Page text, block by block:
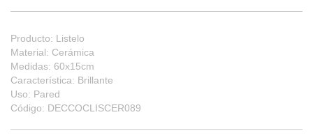
Producto: Listelo
Material: Cerámica
Medidas: 60x15cm
Característica: Brillante
Uso: Pared
Código: DECCOCLISCER089